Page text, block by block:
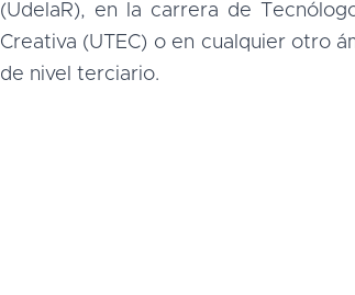
(UdelaR), en la carrera de
Creativa (UTEC) o en cualquier otro
de nivel terciario.